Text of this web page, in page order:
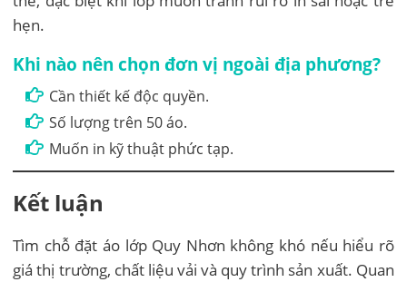
hẹn.
Khi nào nên chọn đơn vị ngoài địa phương?
Cần thiết kế độc quyền.
Số lượng trên 50 áo.
Muốn in kỹ thuật phức tạp.
Kết luận
Tìm chỗ đặt áo lớp Quy Nhơn không khó nếu hiểu rõ
giá thị trường, chất liệu vải và quy trình sản xuất. Quan